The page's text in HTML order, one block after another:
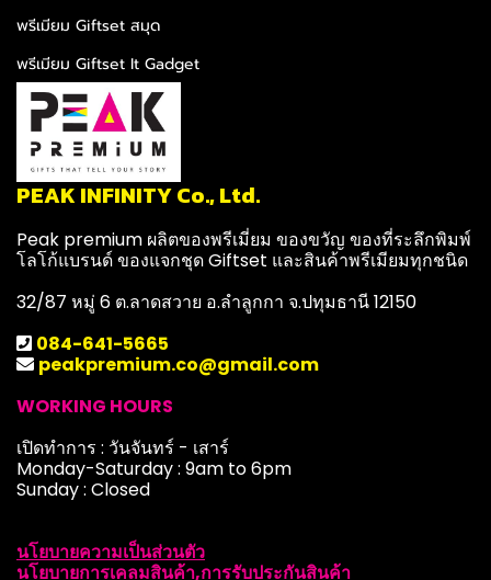
พรีเมียม Giftset สมุด
พรีเมียม Giftset It Gadget
PEAK INFINITY Co., Ltd.
Peak premium ผลิตของพรีเมี่ยม ของขวัญ ของที่ระลึกพิมพ์
โลโก้แบรนด์ ของแจกชุด Giftset และสินค้าพรีเมียมทุกชนิด
32/87 หมู่ 6 ต.ลาดสวาย อ.ลำลูกกา จ.ปทุมธานี 12150
084-641-5665
peakpremium.co@gmail.com
WORKING HOURS
เปิดทำการ : วันจันทร์ - เสาร์
Monday-Saturday : 9am to 6pm
Sunday : Closed
นโยบายความเป็นส่วนตัว
นโยบายการเคลมสินค้า,การรับประกันสินค้า